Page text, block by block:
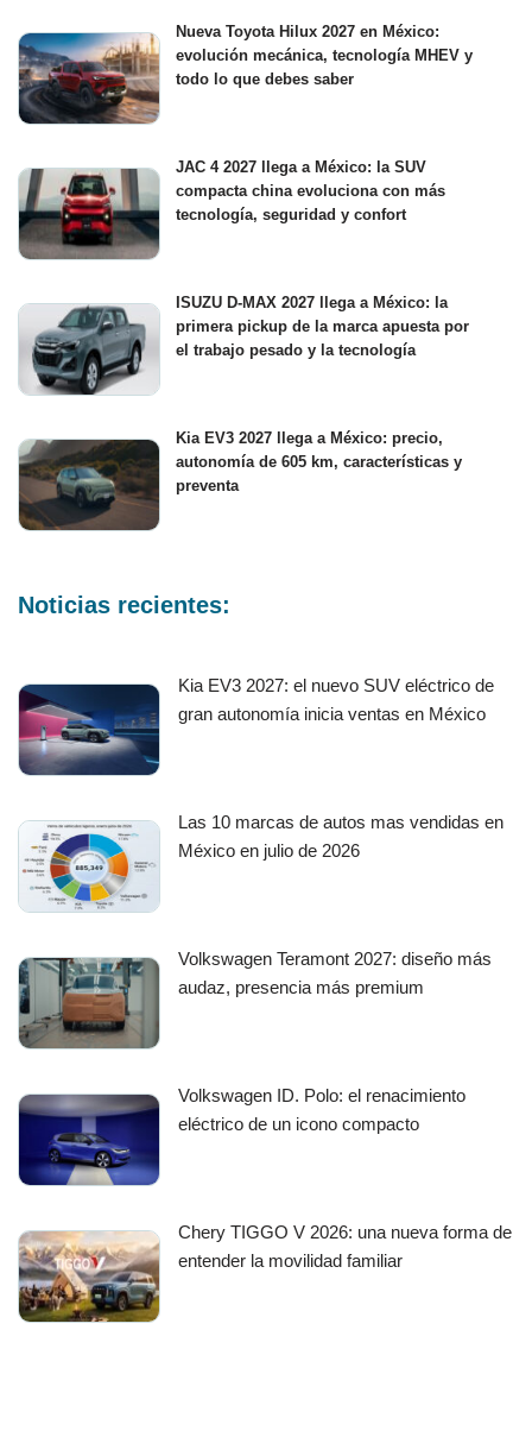
Nueva Toyota Hilux 2027 en México:
evolución mecánica, tecnología MHEV y
todo lo que debes saber
JAC 4 2027 llega a México: la SUV
compacta china evoluciona con más
tecnología, seguridad y confort
ISUZU D-MAX 2027 llega a México: la
primera pickup de la marca apuesta por
el trabajo pesado y la tecnología
Kia EV3 2027 llega a México: precio,
autonomía de 605 km, características y
preventa
Noticias recientes:
Kia EV3 2027: el nuevo SUV eléctrico de
gran autonomía inicia ventas en México
Las 10 marcas de autos mas vendidas en
México en julio de 2026
Volkswagen Teramont 2027: diseño más
audaz, presencia más premium
Volkswagen ID. Polo: el renacimiento
eléctrico de un icono compacto
Chery TIGGO V 2026: una nueva forma de
entender la movilidad familiar